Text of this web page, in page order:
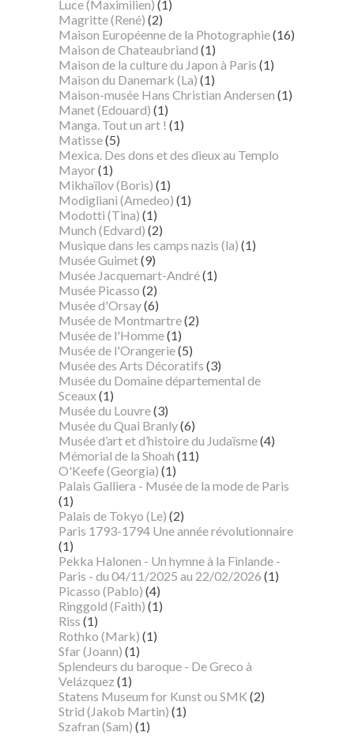
Luce (Maximilien) (1)
Magritte (René) (2)
Maison Européenne de la Photographie(16)
Maison de Chateaubriand (1)
Maison de la culture du Japon à Paris (1)
Maison du Danemark (La) (1)
Maison-musée Hans Christian Andersen (1)
Manet (Edouard) (1)
Manga. Tout un art ! (1)
Matisse(5)
Mexica. Des dons et des dieux au Templo
Mayor(1)
Mikhaïlov (Boris) (1)
Modigliani (Amedeo) (1)
Modotti (Tina) (1)
Munch (Edvard) (2)
Musique dans les camps nazis (la) (1)
Musée Guimet(9)
Musée Jacquemart-André(1)
Musée Picasso (2)
Musée d'Orsay(6)
Musée de Montmartre(2)
Musée de l'Homme(1)
Musée de l'Orangerie(5)
Musée des Arts Décoratifs (3)
Musée du Domaine départemental de
Sceaux(1)
Musée du Louvre(3)
Musée du Quai Branly(6)
Musée d’art et d’histoire du Judaïsme(4)
Mémorial de la Shoah (11)
O'Keefe (Georgia) (1)
Palais Galliera - Musée de la mode de Paris
(1)
Palais de Tokyo (Le) (2)
Paris 1793-1794 Une année révolutionnaire
(1)
Pekka Halonen - Un hymne à la Finlande -
Paris - du 04/11/2025 au 22/02/2026 (1)
Picasso (Pablo) (4)
Ringgold (Faith) (1)
Riss (1)
Rothko (Mark) (1)
Sfar (Joann) (1)
Splendeurs du baroque - De Greco à
Velázquez (1)
Statens Museum for Kunst ou SMK (2)
Strid (Jakob Martin) (1)
Szafran (Sam) (1)